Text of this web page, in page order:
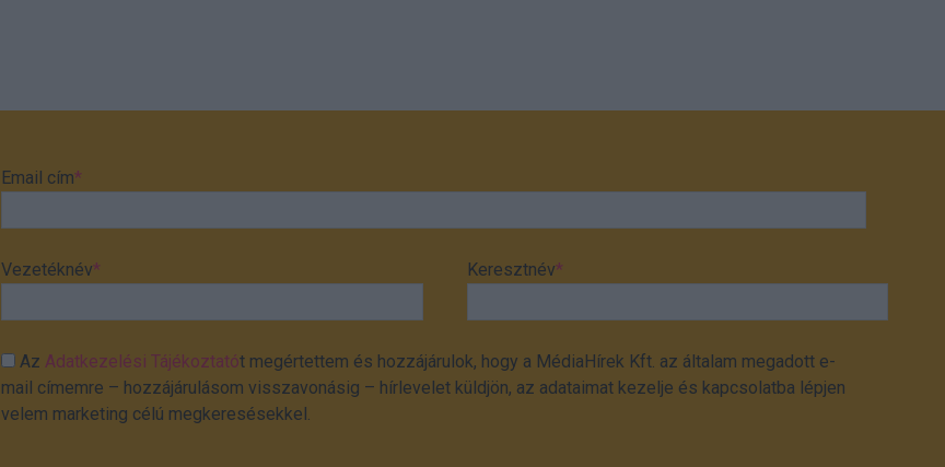
Email cím*
Vezetéknév* Keresztnév*
AzAdatkezelési Tájékoztatót megértettem és hozzájárulok, hogy a MédiaHírek Kft. az általam megadott e-
mail címemre – hozzájárulásom visszavonásig – hírlevelet küldjön, az adataimat kezelje és kapcsolatba lépjen
velem marketing célú megkeresésekkel.